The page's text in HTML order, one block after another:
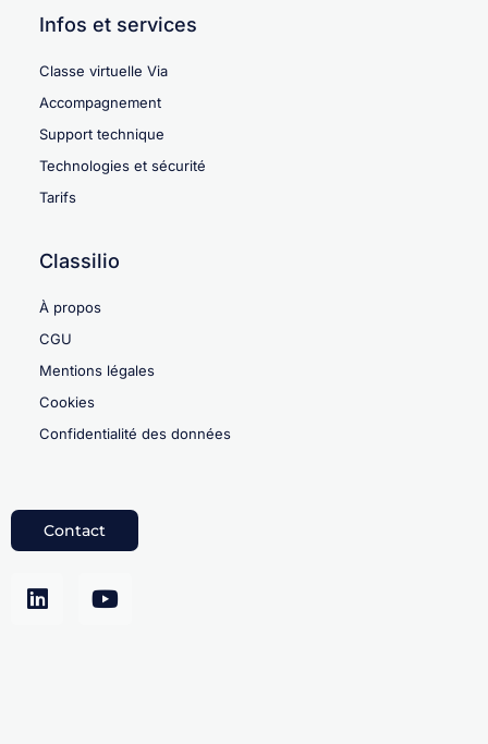
Infos et services
Classe virtuelle Via
Accompagnement
Support technique
Technologies et sécurité
Tarifs
Classilio
À propos
CGU
Mentions légales
Cookies
Confidentialité des données
Contact